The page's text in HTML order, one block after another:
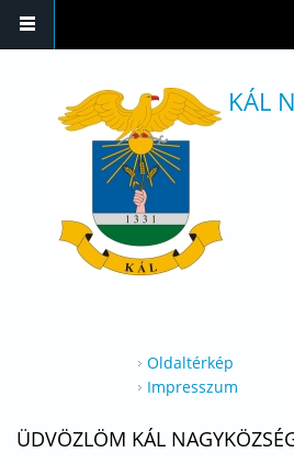
KÁL
Oldaltérkép
Impresszum
ÜDVÖZLÖM KÁL